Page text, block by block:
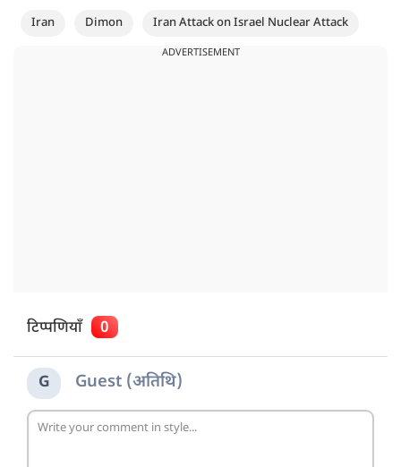
Iran Dimon Iran Attack on Israel Nuclear Attack
ADVERTISEMENT
टिप्पणियाँ 0
G Guest (अतिथि)